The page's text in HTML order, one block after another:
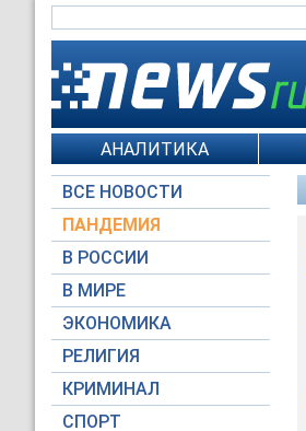
АНАЛИТИКА
ВСЕ НОВОСТИ
ПАНДЕМИЯ
В РОССИИ
В МИРЕ
ЭКОНОМИКА
РЕЛИГИЯ
КРИМИНАЛ
СПОРТ